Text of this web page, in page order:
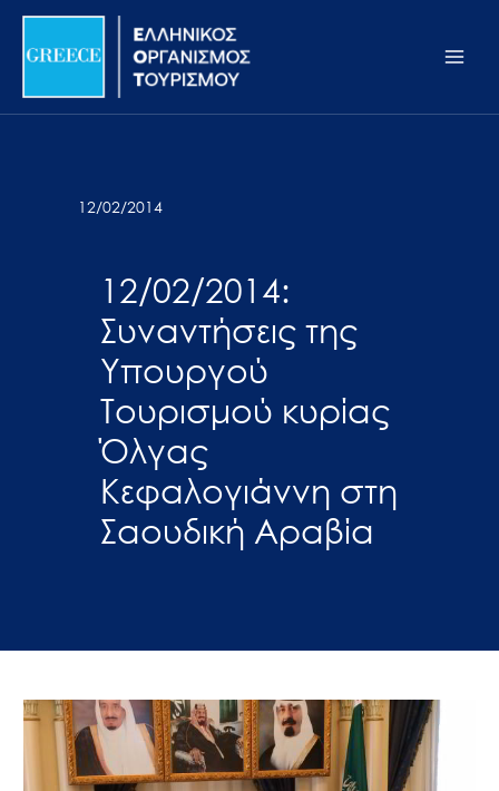
Σημείωση:
ιστότοπος
προσβασιμότητας.
Μετάβαση
περιεχόμενο
12/02/2014
12/02/2014:
Συναντήσεις της
Υπουργού
Τουρισμού κυρίας
Όλγας
Κεφαλογιάννη στη
Σαουδική Αραβία